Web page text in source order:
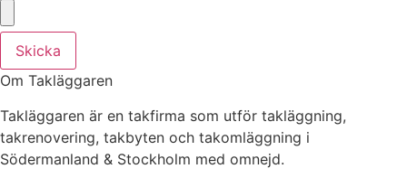
Skicka
Om Takläggaren
Takläggaren är en takfirma som utför takläggning,
takrenovering, takbyten och takomläggning i
Södermanland & Stockholm med omnejd.